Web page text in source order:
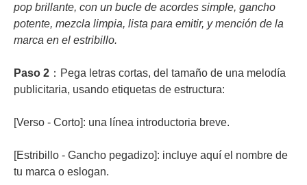
pop brillante, con un bucle de acordes simple, gancho
potente, mezcla limpia, lista para emitir, y mención de la
marca en el estribillo.
Paso 2 ：Pega letras cortas, del tamaño de una melodía
publicitaria, usando etiquetas de estructura:
[Verso - Corto]: una línea introductoria breve.
[Estribillo - Gancho pegadizo]: incluye aquí el nombre de
tu marca o eslogan.